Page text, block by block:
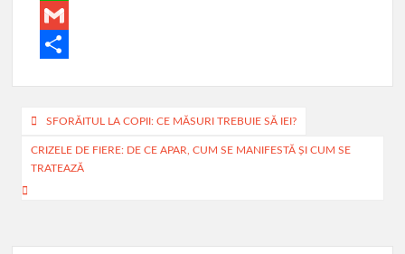
a
c
W
hG
e
Navigare
în
articole
SFORĂITUL LA COPII: CE MĂSURI TREBUIE SĂ IEI?
CRIZELE DE FIERE: DE CE APAR, CUM SE MANIFESTĂ ȘI CUM SE
TRATEAZĂ